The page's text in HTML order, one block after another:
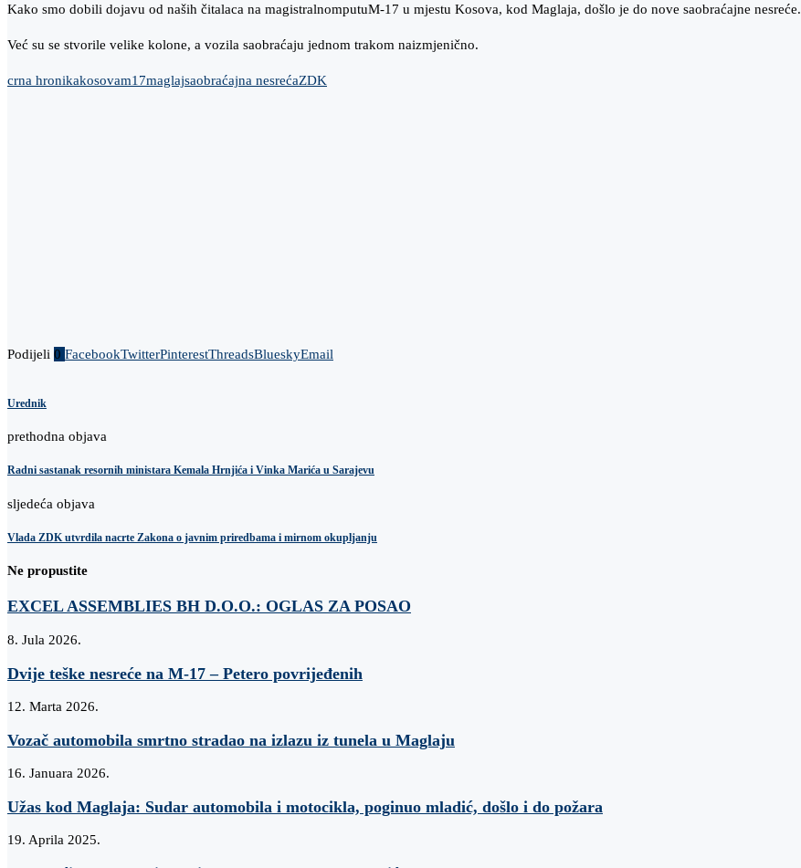
Kako smo dobili dojavu od naših čitalaca na magistralnomputuM-17 u mjestu Kosova, kod Maglaja, došlo je do nove saobraćajne nesreće.
Već su se stvorile velike kolone, a vozila saobraćaju jednom trakom naizmjenično.
crna hronikakosovam17maglajsaobraćajna nesrećaZDK
Podijeli 0 FacebookTwitterPinterestThreadsBlueskyEmail
Urednik
prethodna objava
Radni sastanak resornih ministara Kemala Hrnjića i Vinka Marića u Sarajevu
sljedeća objava
Vlada ZDK utvrdila nacrte Zakona o javnim priredbama i mirnom okupljanju
Ne propustite
EXCEL ASSEMBLIES BH D.O.O.: OGLAS ZA POSAO
8. Jula 2026.
Dvije teške nesreće na M-17 – Petero povrijeđenih
12. Marta 2026.
Vozač automobila smrtno stradao na izlazu iz tunela u Maglaju
16. Januara 2026.
Užas kod Maglaja: Sudar automobila i motocikla, poginuo mladić, došlo i do požara
19. Aprila 2025.